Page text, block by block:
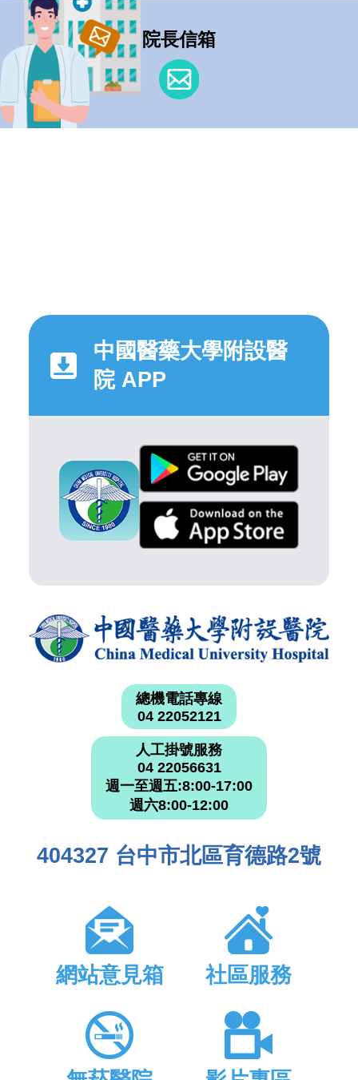
院長信箱
中國醫藥大學附設醫
院 APP
總機電話專線
04 22052121
人工掛號服務
04 22056631
週一至週五:8:00-17:00
週六8:00-12:00
404327 台中市北區育德路2號
網站意見箱 社區服務